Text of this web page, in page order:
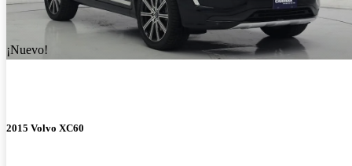
¡Nuevo!
2015 Volvo XC60